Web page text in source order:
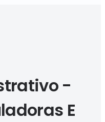
-
E